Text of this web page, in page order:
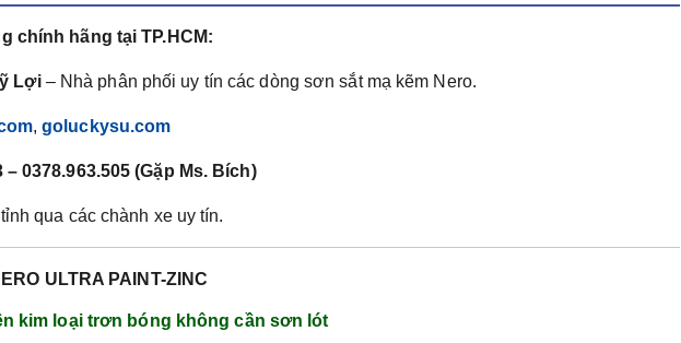
chính hãng tại TP.HCM:
Lợi– Nhà phân phối uy tín các dòng sơn sắt mạ kẽm Nero.
,goluckysu.com
0378.963.505 (Gặp Ms. Bích)
qua các chành xe uy tín.
ULTRA PAINT-ZINC
kim loại trơn bóng không cần sơn lót